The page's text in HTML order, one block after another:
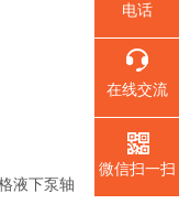
液下泵轴
电话
在线交流
微信扫一扫